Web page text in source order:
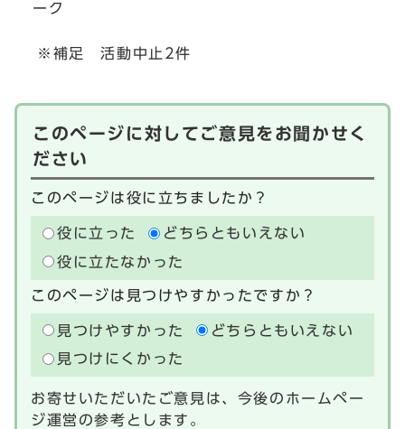
ーク
※補足 活動中止2件
このページに対してご意見をお聞かせく
ださい
このページは役に立ちましたか？
役に立った
どちらともいえない
役に立たなかった
このページは見つけやすかったですか？
見つけやすかった
どちらともいえない
見つけにくかった
お寄せいただいたご意見は、今後のホームペー
ジ運営の参考とします。